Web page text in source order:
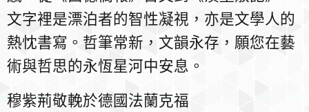
文字裡是漂泊者的智性凝視，亦是文學人的
熱忱書寫。哲筆常新，文韻永存，願您在藝
術與哲思的永恆星河中安息。
穆紫荊敬輓於德國法蘭克福